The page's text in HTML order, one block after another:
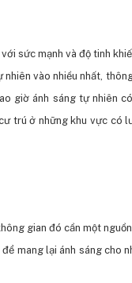
sức mạnh và độ tinh
nhiên vào nhiều nhất,
giờ ánh sáng tự nhiên
trú ở những khu vực có
gian đó cần một
mang lại ánh sáng cho